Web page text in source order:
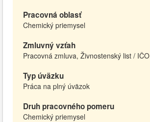
Pracovná oblasť
Chemický priemysel
Zmluvný vzťah
Pracovná zmluva, Živnostenský list / IČO
Typ úväzku
Práca na plný úväzok
Druh pracovného pomeru
Chemický priemysel